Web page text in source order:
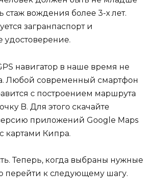
стаж вождения более 3-х лет.
загранпаспорт и
удостоверение.
навигатор в наше время не
Любой современный смартфон
с построением маршрута
B. Для этого скачайте
приложений Google Maps
картами Кипра.
Теперь, когда выбраны нужные
перейти к следующему шагу.